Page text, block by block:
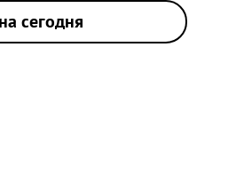
сегодня